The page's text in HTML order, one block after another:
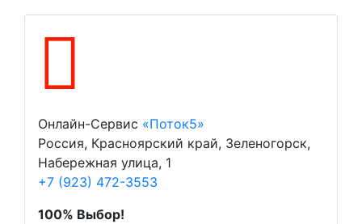
Онлайн-Сервис «Поток5»
Россия, Красноярский край, Зеленогорск,
Набережная улица, 1
+7 (923) 472-3553
100% Выбор!